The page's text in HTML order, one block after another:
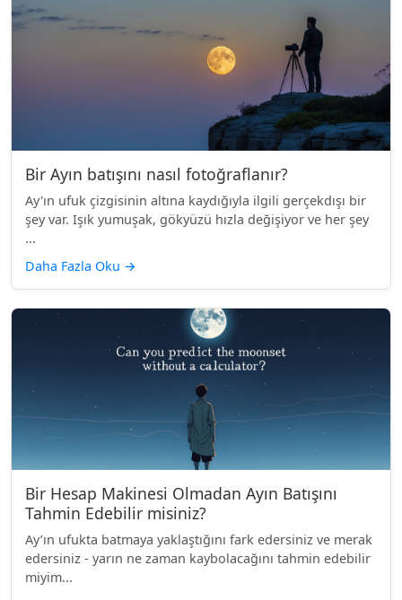
Bir Ayın batışını nasıl fotoğraflanır?
Ay'ın ufuk çizgisinin altına kaydığıyla ilgili gerçekdışı bir
şey var. Işık yumuşak, gökyüzü hızla değişiyor ve her şey
...
Daha Fazla Oku →
Bir Hesap Makinesi Olmadan Ayın Batışını
Tahmin Edebilir misiniz?
Ay’ın ufukta batmaya yaklaştığını fark edersiniz ve merak
edersiniz - yarın ne zaman kaybolacağını tahmin edebilir
miyim...